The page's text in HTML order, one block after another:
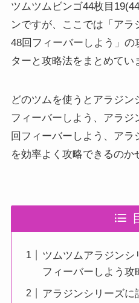
ツムツムビンゴ44枚目
ンですが、ここでは「ア
48回フィーバーしよう」の
ターと攻略法をまとめてい
どのツムを使うとアラジン
フィーバーしよう、アラジ
回フィーバーしよう、ア
を効率よく攻略できるのか
ツムツムアラジンシ
フィーバーしよう攻
アラジンシリーズに